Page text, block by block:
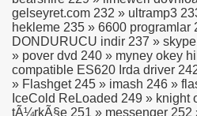
gelseyret.com 232 » ultramp3
hekleme 235 » 6600 programlar
DONDURUCU indir 237 »
» pover dvd 240 » myney okey
compatible ES620 Irda driver
» Flashget 245 » imash 246 »
IceCold ReLoaded 249 » knight
tÃ¼rkÃ§e 251 » messenger 252